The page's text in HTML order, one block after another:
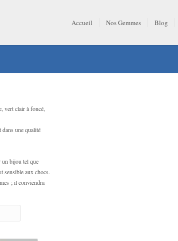
Accueil Nos Gemmes Blog
vert clair à foncé,
dans une qualité
un bijou tel que
sensible aux chocs.
; il conviendra